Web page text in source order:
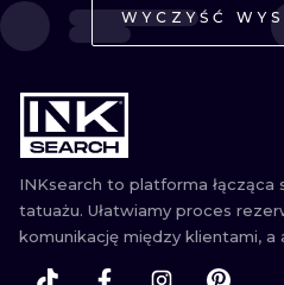
WYCZYŚĆ
INKsearch to platforma łącząca
tatuażu. Ułatwiamy proces
komunikację między klientami, a